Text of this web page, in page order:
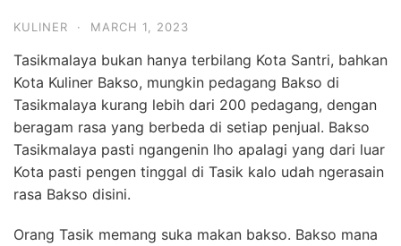
KULINER · MARCH 1, 2023
Tasikmalaya bukan hanya terbilang Kota Santri, bahkan
Kota Kuliner Bakso, mungkin pedagang Bakso di
Tasikmalaya kurang lebih dari 200 pedagang, dengan
beragam rasa yang berbeda di setiap penjual. Bakso
Tasikmalaya pasti ngangenin lho apalagi yang dari luar
Kota pasti pengen tinggal di Tasik kalo udah ngerasain
rasa Bakso disini.
Orang Tasik memang suka makan bakso. Bakso mana